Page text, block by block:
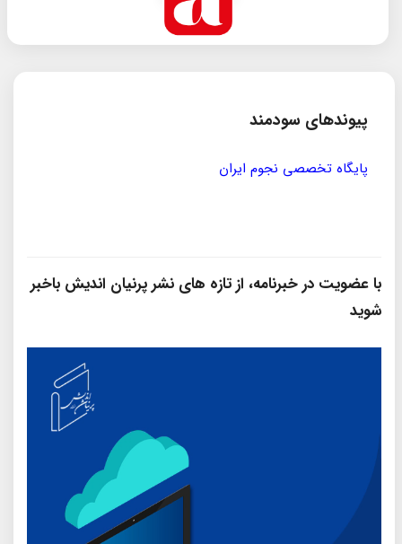
پیوندهای سودمند
مؤسسه ی پژوهشی حکمت و فلسفه ی ایران
با عضویت در خبرنامه، از تازه‌ های نشر پرنیان‌ اندیش باخبر
شوید